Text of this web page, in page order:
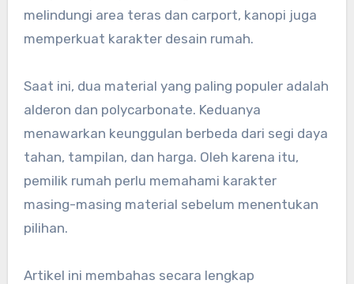
melindungi area teras dan carport, kanopi juga
memperkuat karakter desain rumah.
Saat ini, dua material yang paling populer adalah
alderon dan polycarbonate. Keduanya
menawarkan keunggulan berbeda dari segi daya
tahan, tampilan, dan harga. Oleh karena itu,
pemilik rumah perlu memahami karakter
masing-masing material sebelum menentukan
pilihan.
Artikel ini membahas secara lengkap